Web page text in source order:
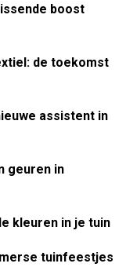
boost
de toekomst
assistent in
geuren in
kleuren in je tuin
tuinfeestjes